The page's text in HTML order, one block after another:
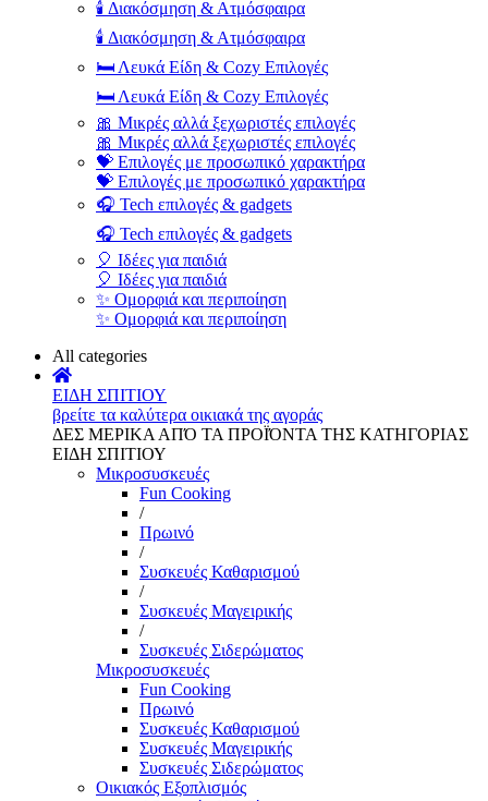
🕯️ Διακόσμηση & Ατμόσφαιρα
🕯️ Διακόσμηση & Ατμόσφαιρα
🛏️ Λευκά Είδη & Cozy Επιλογές
🛏️ Λευκά Είδη & Cozy Επιλογές
🎀 Μικρές αλλά ξεχωριστές επιλογές
🎀 Μικρές αλλά ξεχωριστές επιλογές
💝 Επιλογές με προσωπικό χαρακτήρα
💝 Επιλογές με προσωπικό χαρακτήρα
🎧 Tech επιλογές & gadgets
🎧 Tech επιλογές & gadgets
🎈 Ιδέες για παιδιά
🎈 Ιδέες για παιδιά
✨ Ομορφιά και περιποίηση
✨ Ομορφιά και περιποίηση
All categories
ΕΙΔΗ ΣΠΙΤΙΟΥ
βρείτε τα καλύτερα οικιακά της αγοράς
ΔΕΣ ΜΕΡΙΚΑ ΑΠΌ ΤΑ ΠΡΟΪΌΝΤΑ ΤΗΣ ΚΑΤΗΓΟΡΙΑΣ
ΕΙΔΗ ΣΠΙΤΙΟΥ
Μικροσυσκευές
Fun Cooking
/
Πρωινό
/
Συσκευές Καθαρισμού
/
Συσκευές Μαγειρικής
/
Συσκευές Σιδερώματος
Μικροσυσκευές
Fun Cooking
Πρωινό
Συσκευές Καθαρισμού
Συσκευές Μαγειρικής
Συσκευές Σιδερώματος
Οικιακός Εξοπλισμός